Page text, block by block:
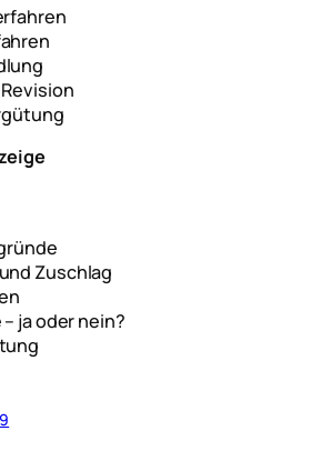
Zuschlag
ja oder nein?